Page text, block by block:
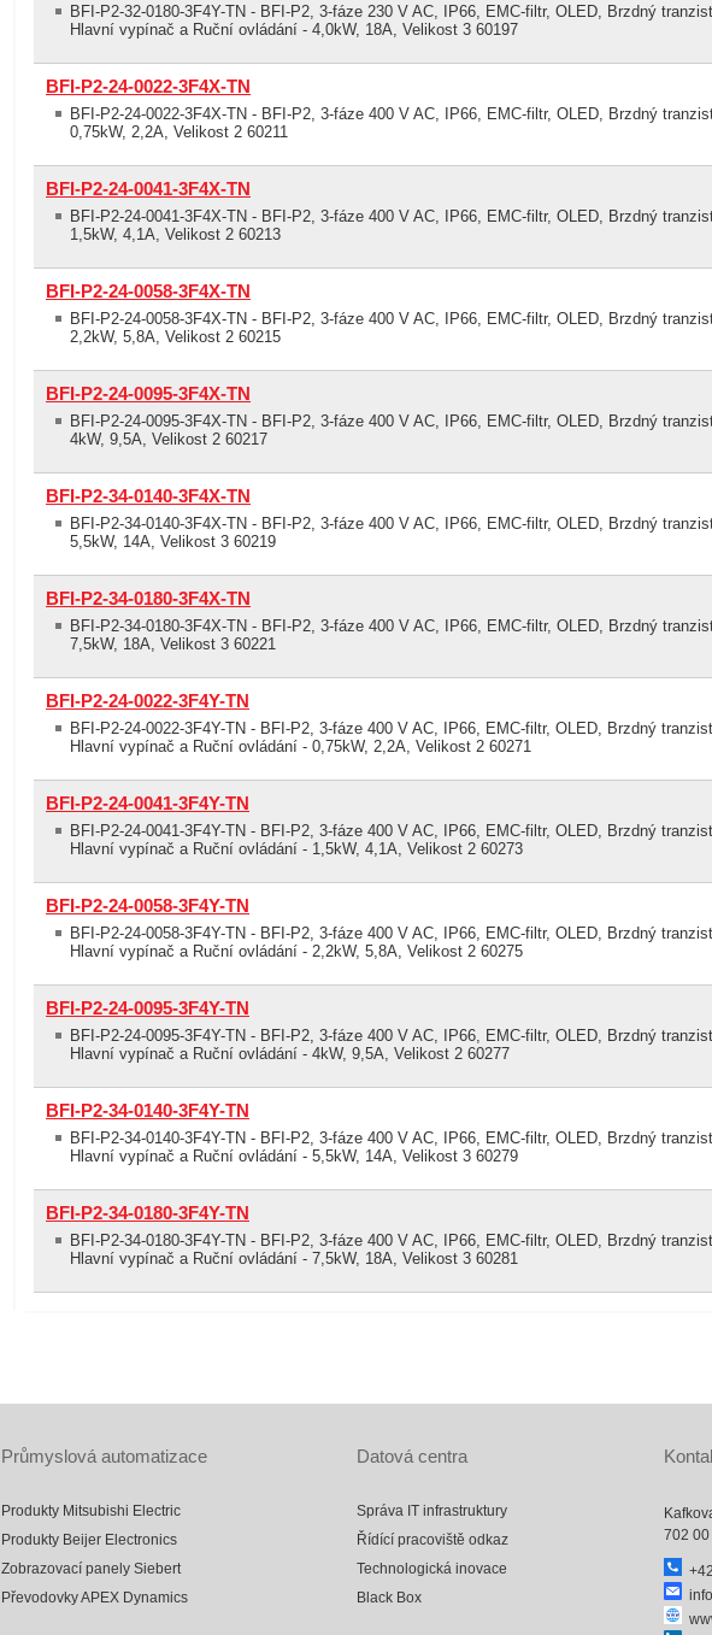
BFI-P2-32-0180-3F4Y-TN - BFI-P2, 3-fáze 230 V AC, IP66, EMC-filtr, OLED, Brzdný
Hlavní vypínač a Ruční ovládání - 4,0kW, 18A, Velikost 3 60197
BFI-P2-24-0022-3F4X-TN
BFI-P2-24-0022-3F4X-TN - BFI-P2, 3-fáze 400 V AC, IP66, EMC-filtr, OLED, Brzdný
0,75kW, 2,2A, Velikost 2 60211
BFI-P2-24-0041-3F4X-TN
BFI-P2-24-0041-3F4X-TN - BFI-P2, 3-fáze 400 V AC, IP66, EMC-filtr, OLED, Brzdný
1,5kW, 4,1A, Velikost 2 60213
BFI-P2-24-0058-3F4X-TN
BFI-P2-24-0058-3F4X-TN - BFI-P2, 3-fáze 400 V AC, IP66, EMC-filtr, OLED, Brzdný
2,2kW, 5,8A, Velikost 2 60215
BFI-P2-24-0095-3F4X-TN
BFI-P2-24-0095-3F4X-TN - BFI-P2, 3-fáze 400 V AC, IP66, EMC-filtr, OLED, Brzdný
4kW, 9,5A, Velikost 2 60217
BFI-P2-34-0140-3F4X-TN
BFI-P2-34-0140-3F4X-TN - BFI-P2, 3-fáze 400 V AC, IP66, EMC-filtr, OLED, Brzdný
5,5kW, 14A, Velikost 3 60219
BFI-P2-34-0180-3F4X-TN
BFI-P2-34-0180-3F4X-TN - BFI-P2, 3-fáze 400 V AC, IP66, EMC-filtr, OLED, Brzdný
7,5kW, 18A, Velikost 3 60221
BFI-P2-24-0022-3F4Y-TN
BFI-P2-24-0022-3F4Y-TN - BFI-P2, 3-fáze 400 V AC, IP66, EMC-filtr, OLED, Brzdný
Hlavní vypínač a Ruční ovládání - 0,75kW, 2,2A, Velikost 2 60271
BFI-P2-24-0041-3F4Y-TN
BFI-P2-24-0041-3F4Y-TN - BFI-P2, 3-fáze 400 V AC, IP66, EMC-filtr, OLED, Brzdný
Hlavní vypínač a Ruční ovládání - 1,5kW, 4,1A, Velikost 2 60273
BFI-P2-24-0058-3F4Y-TN
BFI-P2-24-0058-3F4Y-TN - BFI-P2, 3-fáze 400 V AC, IP66, EMC-filtr, OLED, Brzdný
Hlavní vypínač a Ruční ovládání - 2,2kW, 5,8A, Velikost 2 60275
BFI-P2-24-0095-3F4Y-TN
BFI-P2-24-0095-3F4Y-TN - BFI-P2, 3-fáze 400 V AC, IP66, EMC-filtr, OLED, Brzdný
Hlavní vypínač a Ruční ovládání - 4kW, 9,5A, Velikost 2 60277
BFI-P2-34-0140-3F4Y-TN
BFI-P2-34-0140-3F4Y-TN - BFI-P2, 3-fáze 400 V AC, IP66, EMC-filtr, OLED, Brzdný
Hlavní vypínač a Ruční ovládání - 5,5kW, 14A, Velikost 3 60279
BFI-P2-34-0180-3F4Y-TN
BFI-P2-34-0180-3F4Y-TN - BFI-P2, 3-fáze 400 V AC, IP66, EMC-filtr, OLED, Brzdný
Hlavní vypínač a Ruční ovládání - 7,5kW, 18A, Velikost 3 60281
Průmyslová automatizace
Produkty Mitsubishi Electric
Produkty Beijer Electronics
Zobrazovací panely Siebert
Převodovky APEX Dynamics
Datová centra
Správa IT infrastruktury
Řídící pracoviště odkaz
Technologická inovace
Black Box
702 00